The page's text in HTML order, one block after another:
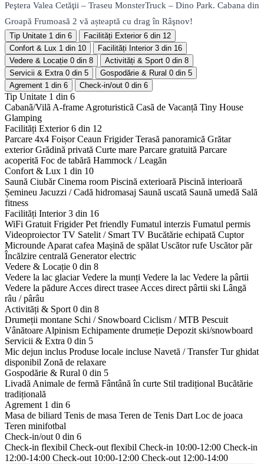
Peştera Valea Cetăţii – Traseu MonsterTruck – Dino Park. Cabana din
Groapă Frumoasă 2 vă așteaptă cu drag în Râşnov!
Tip Unitate 1 din 6 Facilități Exterior 6 din 12
Confort & Lux 1 din 10 Facilități Interior 3 din 16
Vedere & Locație 0 din 8 Activități & Sport 0 din 8
Servicii & Extra 0 din 5 Gospodărie & Rural 0 din 5
Agrement 1 din 6 Check-in/out 0 din 6
Tip Unitate 1 din 6
Cabanã/Vilã A-frame Agroturisticã Casã de Vacanță Tiny House
Glamping
Facilități Exterior6 din 12
Parcare 4x4 Foișor Ceaun Frigider Terasă panoramică Grătar
exterior Grădină privată Curte mare Parcare gratuită Parcare
acoperită Foc de tabără Hammock / Leagăn
Confort & Lux 1 din 10
Saună Ciubăr Cinema room Piscină exterioară Piscină interioară
Șemineu Jacuzzi / Cadă hidromasaj Saună uscată Saună umedă Sală
fitness
Facilități Interior3 din 16
WiFi Gratuit Frigider Pet friendly Fumatul interzis Fumatul permis
Videoproiector TV Satelit / Smart TV Bucătărie echipată Cuptor
Microunde Aparat cafea Mașină de spălat Uscător rufe Uscător păr
Încălzire centrală Generator electric
Vedere & Locație 0 din 8
Vedere la lac glaciar Vedere la munți Vedere la lac Vedere la pârtii
Vedere la pădure Acces direct trasee Acces direct pârtii ski Lângă
râu / pârâu
Activități & Sport 0 din 8
Drumeții montane Schi / Snowboard Ciclism / MTB Pescuit
Vânătoare Alpinism Echipamente drumeție Depozit ski/snowboard
Servicii & Extra 0 din 5
Mic dejun inclus Produse locale incluse Navetă / Transfer Tur ghidat
disponibil Zonă de relaxare
Gospodărie & Rural 0 din 5
Livadă Animale de fermă Fântână în curte Stil tradițional Bucătărie
tradițională
Agrement 1 din 6
Masa de biliard Tenis de masa Teren de Tenis Dart Loc de joaca
Teren minifotbal
Check-in/out 0 din 6
Check-in flexibil Check-out flexibil Check-in 10:00-12:00 Check-in
12:00-14:00 Check-out 10:00-12:00 Check-out 12:00-14:00